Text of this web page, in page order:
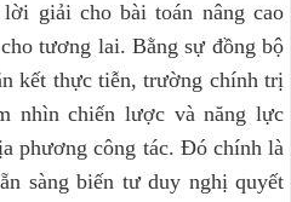
giải cho bài toán nâng cao
tương lai. Bằng sự đồng bộ
kết thực tiễn, trường chính trị
nhìn chiến lược và năng lực
phương công tác. Đó chính là
sàng biến tư duy nghị quyết